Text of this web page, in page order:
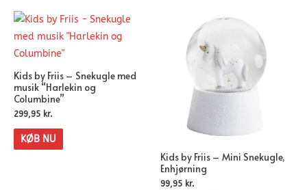
Kids by Friis – Snekugle med
musik “Harlekin og
Columbine”
299,95 kr.
KØB NU
Kids by Friis – Mini Snekugle,
Enhjørning
99,95 kr.